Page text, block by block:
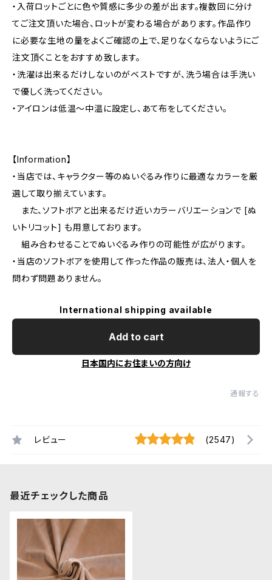
・入荷ロットごとに色や質感に多少の差が出ます。複数回に分け
てご注文頂いた場合、ロットが変わる場合があります。作品作り
に必要な生地の量をよくご確認の上で、足りなくならないようにご
注文頂くことをおすすめ致します。
・洗濯は出来るだけしないのがベストですが、洗う場合は手洗い
で優しく洗ってください。
・アイロンは低温〜中温に設定し、あて布をしてください。
【Information】
・当店では、キャラクター等のぬいぐるみ作りに最適なカラーを厳
選して取り揃えています。
また、ソフトボアと出来るだけ近いカラーバリエーションで [ぬ
いトリコット] も用意しております。
組み合わせることでぬいぐるみ作りの可能性が広がります。
・当店のソフトボアを使用して作った作品の販売は、法人・個人を
問わず問題ありません。
International shipping available
Add to cart
日本国内にお住まいの方向け
通報する
レビュー (2547)
最近チェックした商品